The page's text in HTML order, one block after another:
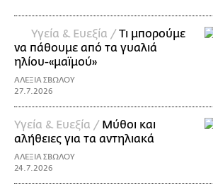
Υγεία & Ευεξία /Τι μπορούμε
να πάθουμε από τα γυαλιά
ηλίου-«μαϊμού»
ΑΛΕΞΙΑ ΣΒΩΛΟΥ
27.7.2026
Υγεία & Ευεξία / Μύθοι και
αλήθειες για τα αντηλιακά
ΑΛΕΞΙΑ ΣΒΩΛΟΥ
24.7.2026